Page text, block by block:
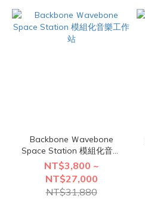
Backbone Ｗavebone
Space Station 模組化音樂
工作站
NT$3,800 ~
NT$27,000
NT$31,880